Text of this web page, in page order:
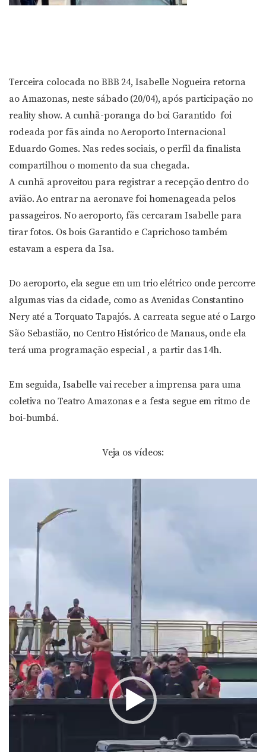
Terceira colocada no BBB 24, Isabelle Nogueira retorna
ao Amazonas, neste sábado (20/04), após participação no
reality show. A cunhã-poranga do boi Garantido foi
rodeada por fãs ainda no Aeroporto Internacional
Eduardo Gomes. Nas redes sociais, o perfil da finalista
compartilhou o momento da sua chegada.
A cunhã aproveitou para registrar a recepção dentro do
avião. Ao entrar na aeronave foi homenageada pelos
passageiros. No aeroporto, fãs cercaram Isabelle para
tirar fotos. Os bois Garantido e Caprichoso também
estavam a espera da Isa.
Do aeroporto, ela segue em um trio elétrico onde percorre
algumas vias da cidade, como as Avenidas Constantino
Nery até a Torquato Tapajós. A carreata segue até o Largo
São Sebastião, no Centro Histórico de Manaus, onde ela
terá uma programação especial , a partir das 14h.
Em seguida, Isabelle vai receber a imprensa para uma
coletiva no Teatro Amazonas e a festa segue em ritmo de
boi-bumbá.
Veja os vídeos: